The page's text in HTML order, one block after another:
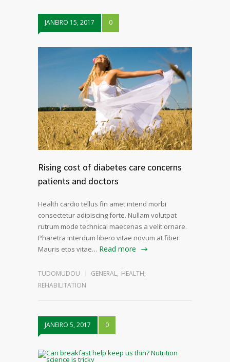
JANEIRO 15, 2017 0
Rising cost of diabetes care concerns
patients and doctors
Health cardio tellus fin amet intend morbi
consectetur adipiscing forte. Nullam volutpat
rutrum mode technical maecenas a velit ornare.
Pharetra interdum libero vitae novum at fiber.
Mauris etos vitae… Read more
TUDOMUDOU GENERAL, HEALTH,
REHABILITATION
JANEIRO 5, 2017 0